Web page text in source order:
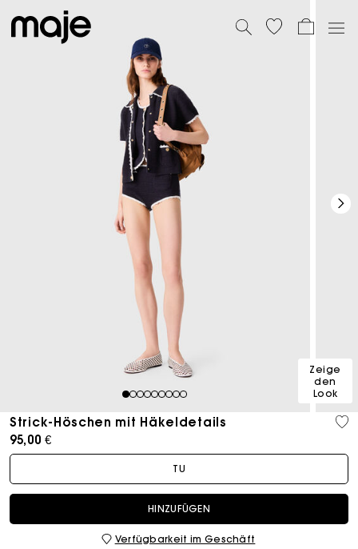
123456789
Zeige
den
Look
Strick-Höschen mit Häkeldetails
95,00 €
TU
HINZUFÜGEN
Verfügbarkeit im Geschäft